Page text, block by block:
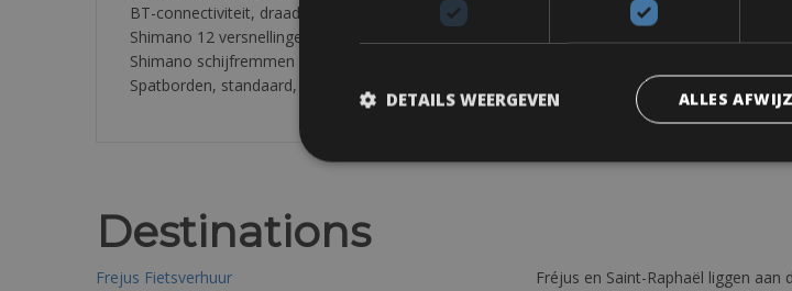
BT-connectiviteit, draadloze updates
Shimano 12 versnellingen
Shimano schijfremmen
Spatborden, standaard, verlichting, bagagedrager
Destinations
Frejus Fietsverhuur
Fréjus en Saint-Raphaël liggen
ALLES
DETAILS WEERGEVEN